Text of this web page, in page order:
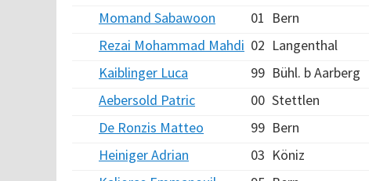
Momand Sabawoon
01 Bern
Rezai Mohammad Mahdi 02 Langenthal
Kaiblinger Luca
99 Bühl. b Aarberg
Aebersold Patric
00 Stettlen
De Ronzis Matteo
99 Bern
Heiniger Adrian
03 Köniz